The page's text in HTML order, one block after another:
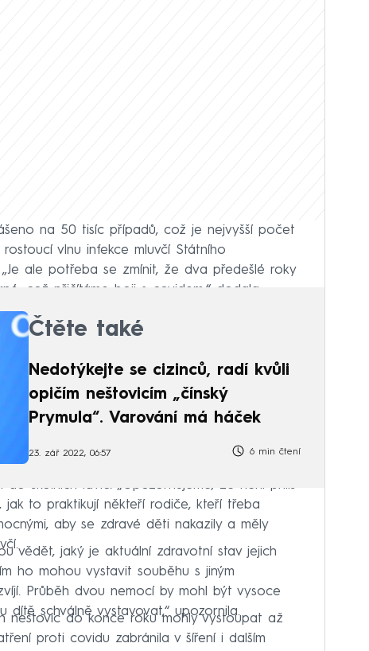
na 50 tisíc případů, což je nejvyšší počet
vlnu infekce mluvčí Státního
ale potřeba se zmínit, že dva předešlé roky
což přičítáme boji s covidem,“ dodala.
Čtěte také
Nedotýkejte se cizinců, radí kvůli
opičím neštovicím „čínský
Prymula“. Varování má háček
23. zář 2022, 06:57 6 min čtení
školních lavic. „Upozorňujeme, že není příliš
to praktikují někteří rodiče, kteří třeba
aby se zdravé děti nakazily a měly
vědět, jaký je aktuální zdravotní stav jejich
ho mohou vystavit souběhu s jiným
Průběh dvou nemocí by mohl být vysoce
dítě schválně vystavovat,“ upozornila.
neštovic do konce roku mohly vystoupat až
proti covidu zabránila v šíření i dalším